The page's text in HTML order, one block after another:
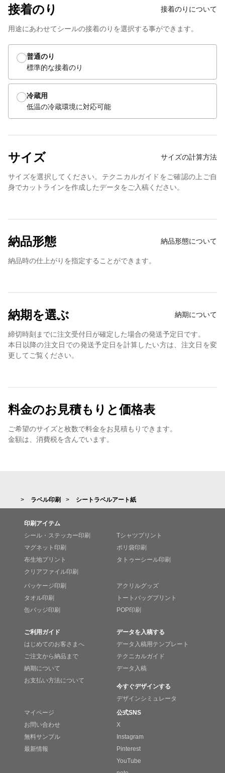
接着のり 接着のりについて
用途にあわせてシールの接着のりを選択する事ができます。
普通のり
標準的な接着のり
冷蔵用
低温の冷蔵環境に対応可能
サイズ サイズの計算方法
サイズを選択してください。テクニカルガイドをご確認の上ご自
身でカットラインを作成したデータをご入稿ください。
納品形態 納品形態について
納品時の仕上がりを指定することができます。
納期を選ぶ 納期について
締切時刻までに注文受付日が確定した場合の発送予定日です。
本日以降の注文日での発送予定日を計算したい方は、注文日を変
更してご覧ください。
料金のお見積もりと価格表
ご希望のサイズと枚数で料金をお見積もりできます。
金額は、消費税を含んでいます。
ラベル印刷 シートラベルアート紙
印刷アイテム
シール・ステッカー印刷
マグネット印刷
布生地プリント
クリアファイル印刷
Tシャツプリント
ポリ袋印刷
タトゥーシール印刷
パッケージ印刷
タオル印刷
缶バッジ印刷
アクリルグッズ
トートバッグプリント
POP印刷
ご利用ガイド
はじめてのお客さまへ
ご注文から納品まで
納期について
お支払い方法について
データを入稿する
データ入稿用テンプレート
テクニカルガイド
データ入稿
今すぐデザインする
デザインシミュレータ
マイページ
お問い合わせ
無料サンプル
最新情報
公式SNS
X
Instagram
Pinterest
YouTube